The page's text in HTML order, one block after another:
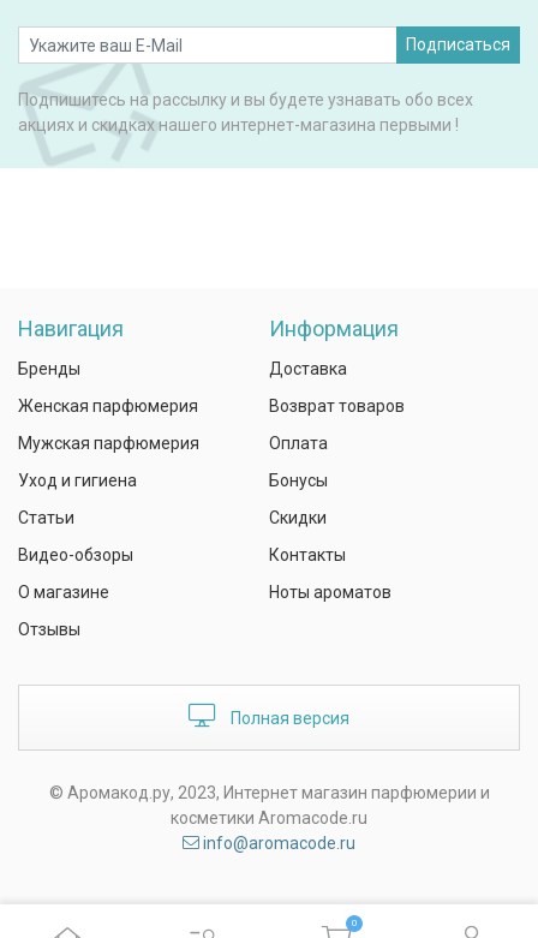
Подписаться
Подпишитесь на рассылку и вы будете узнавать обо всех
акциях и скидках нашего интернет-магазина первыми !
Навигация
Бренды
Женская парфюмерия
Мужская парфюмерия
Уход и гигиена
Статьи
Видео-обзоры
О магазине
Отзывы
Информация
Доставка
Возврат товаров
Оплата
Бонусы
Скидки
Контакты
Ноты ароматов
Полная версия
© Аромакод.ру, 2023, Интернет магазин парфюмерии и
косметики Aromacode.ru
info@aromacode.ru
0